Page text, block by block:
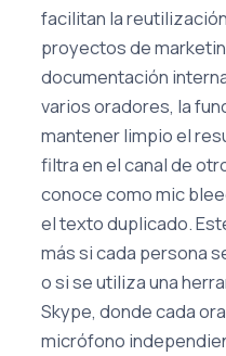
facilitan la
proyectos de
documentación
varios oradores, la
mantener limpio el
filtra en el canal de
conoce como mic
el texto duplicado.
más si cada persona
o si se utiliza una
Skype, donde cada
micrófono